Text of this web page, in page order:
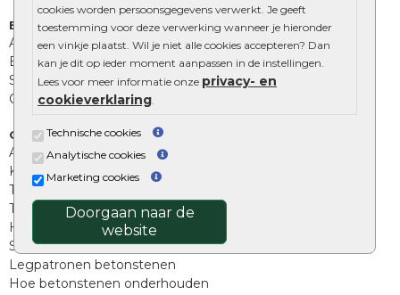
cookies worden persoonsgegevens verwerkt. Je geeft
toestemming voor deze verwerking wanneer je hieronder
een vinkje plaatst. Wil je niet alle cookies accepteren? Dan
kan je dit op ieder moment aanpassen in de instellingen.
Lees voor meer informatie onze privacy- en
cookieverklaring.
Technische cookies
Analytische cookies
Marketing cookies
Doorgaan naar de
website
Extra benodigdheden
Afwatering en diversen
Beplantings en betonelementen
Split, grind en zand
Oprit tegels
Overig
Aanbiedingen
Kunstgras
Tuintegels outlet
Terrastegels leggen
Hoe richt ik een landelijke tuin in?
Sierbestrating schoonmaken
Legpatronen betonstenen
Hoe betonstenen onderhouden